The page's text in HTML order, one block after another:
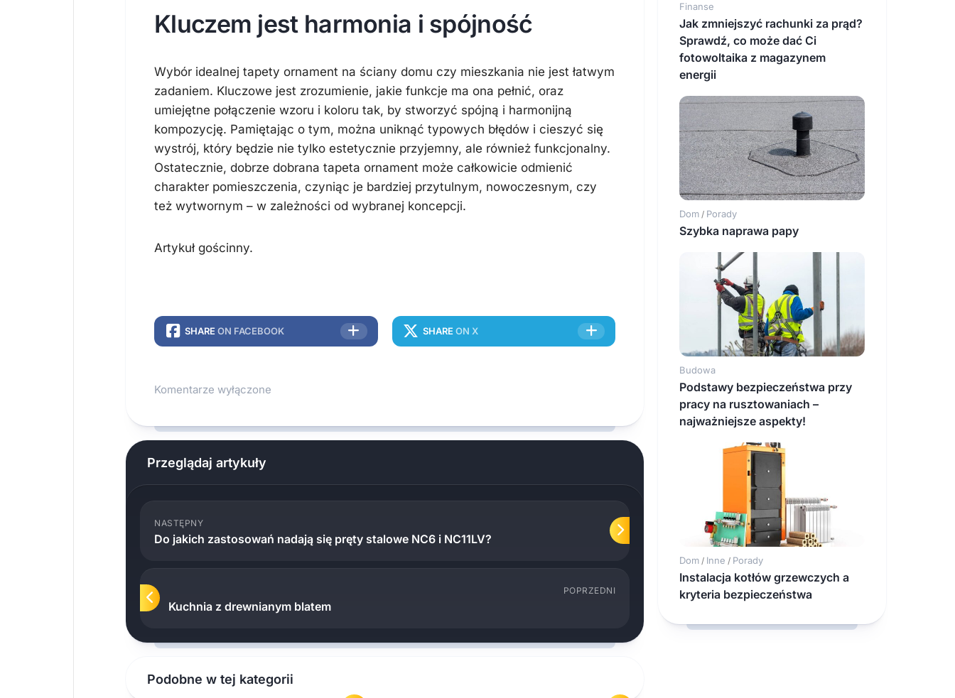
Kluczem jest harmonia i spójność
Wybór idealnej tapety ornament na ściany domu czy mieszkania nie jest łatwym
zadaniem. Kluczowe jest zrozumienie, jakie funkcje ma ona pełnić, oraz
umiejętne połączenie wzoru i koloru tak, by stworzyć spójną i harmonijną
kompozycję. Pamiętając o tym, można uniknąć typowych błędów i cieszyć się
wystrój, który będzie nie tylko estetycznie przyjemny, ale również funkcjonalny.
Ostatecznie, dobrze dobrana tapeta ornament może całkowicie odmienić
charakter pomieszczenia, czyniąc je bardziej przytulnym, nowoczesnym, czy
też wytwornym – w zależności od wybranej koncepcji.
Artykuł gościnny.
SHARE ON FACEBOOK SHARE ON X
Komentarze wyłączone
Przeglądaj artykuły
NASTĘPNY
Do jakich zastosowań nadają się pręty stalowe NC6 i NC11LV?
POPRZEDNI
Kuchnia z drewnianym blatem
Podobne w tej kategorii
Finanse
Jak zmniejszyć rachunki za prąd?
Sprawdź, co może dać Ci
fotowoltaika z magazynem
energii
Dom / Porady
Szybka naprawa papy
Budowa
Podstawy bezpieczeństwa przy
pracy na rusztowaniach –
najważniejsze aspekty!
Dom / Inne / Porady
Instalacja kotłów grzewczych a
kryteria bezpieczeństwa